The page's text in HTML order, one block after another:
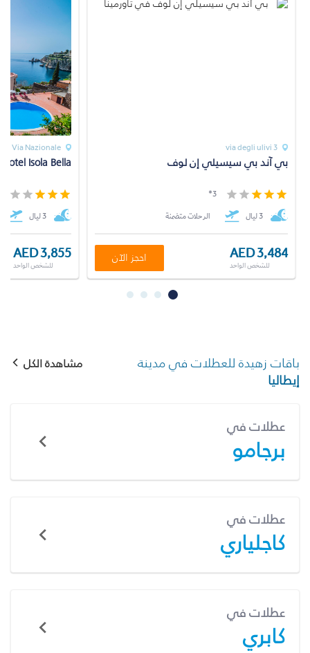
Via Nazionale
Hotel Isola Bella
3 ليال
AED 3,855
للشخص الواحد
via degli ulivi 3
بي آند بي سيسيلي إن لوف
3*
3 ليال الرحلات متضمنة
AED 3,484
للشخص الواحد
احجز الآن
باقات زهيدة للعطلات في مدينة
إيطاليا
مشاهدة الكل
عطلات في
برجامو
عطلات في
كاجلياري
عطلات في
كابري